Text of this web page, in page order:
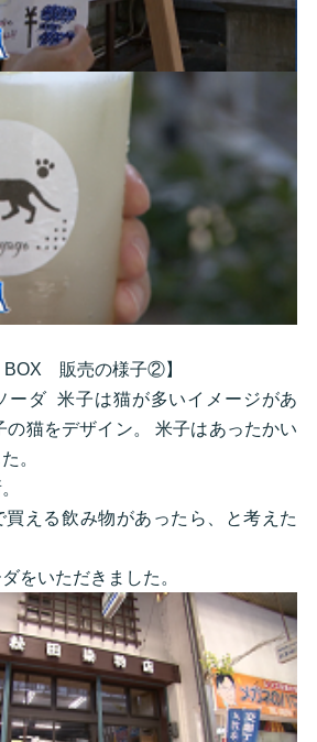
BOX 販売の様子②】
ーダ 米子は猫が多いイメージがあ
の猫をデザイン。 米子はあったかい
。
買える飲み物があったら、と考えた
をいただきました。